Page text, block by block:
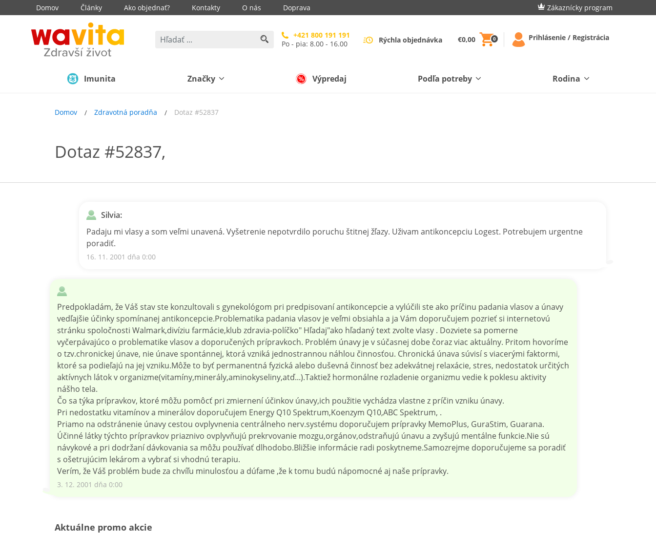
Domov Články Ako objednať? Kontakty O nás Doprava Zákaznícky program
+421 800 191 191
Po - pia: 8.00 - 16.00
Rýchla objednávka €0,00 0 Prihlásenie / Registrácia
Imunita Značky Výpredaj Podľa potreby Rodina
Domov Zdravotná poradňa Dotaz #52837
Dotaz #52837,
Silvia:
Padaju mi vlasy a som veľmi unavená. Vyšetrenie nepotvrdilo poruchu štitnej žľazy. Uživam antikoncepciu Logest. Potrebujem urgentne
poradiť.
16. 11. 2001 dňa 0:00
Predpokladám, že Váš stav ste konzultovali s gynekológom pri predpisovaní antikoncepcie a vylúčili ste ako príčinu padania vlasov a únavy
vedľajšie účinky spomínanej antikoncepcie.Problematika padania vlasov je veľmi obsiahla a ja Vám doporučujem pozrieť si internetovú
stránku spoločnosti Walmark,divíziu farmácie,klub zdravia-políčko" Hľadaj"ako hľadaný text zvolte vlasy . Dozviete sa pomerne
vyčerpávajúco o problematike vlasov a doporučených prípravkoch. Problém únavy je v súčasnej dobe čoraz viac aktuálny. Pritom hovoríme
o tzv.chronickej únave, nie únave spontánnej, ktorá vzniká jednostrannou náhlou činnosťou. Chronická únava súvisí s viacerými faktormi,
ktoré sa podieľajú na jej vzniku.Môže to byť permanentná fyzická alebo duševná činnosť bez adekvátnej relaxácie, stres, nedostatok určitých
aktívnych látok v organizme(vitamíny,minerály,aminokyseliny,atď...).Taktiež hormonálne rozladenie organizmu vedie k poklesu aktivity
nášho tela.
Čo sa týka prípravkov, ktoré môžu pomôcť pri zmiernení účinkov únavy,ich použitie vychádza vlastne z príčin vzniku únavy.
Pri nedostatku vitamínov a minerálov doporučujem Energy Q10 Spektrum,Koenzym Q10,ABC Spektrum, .
Priamo na odstránenie únavy cestou ovplyvnenia centrálneho nerv.systému doporučujem prípravky MemoPlus, GuraStim, Guarana.
Účinné látky týchto prípravkov priaznivo ovplyvňujú prekrvovanie mozgu,orgánov,odstraňujú únavu a zvyšujú mentálne funkcie.Nie sú
návykové a pri dodržaní dávkovania sa môžu používať dlhodobo.Bližšie informácie radi poskytneme.Samozrejme doporučujeme sa poradiť
s ošetrujúcim lekárom a vybrať si vhodnú terapiu.
Verím, že Váš problém bude za chvíľu minulosťou a dúfame ,že k tomu budú nápomocné aj naše prípravky.
3. 12. 2001 dňa 0:00
Aktuálne promo akcie